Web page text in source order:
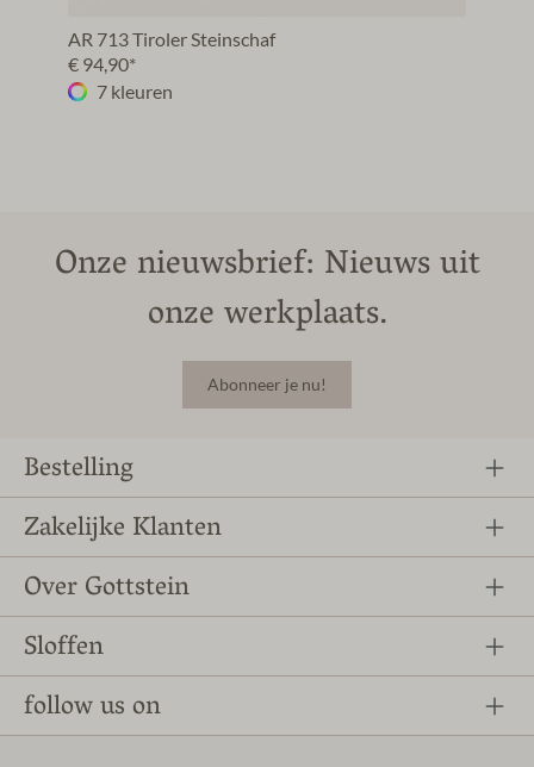
AR 713 Tiroler Steinschaf
€ 94,90*
7 kleuren
Onze nieuwsbrief: Nieuws uit
onze werkplaats.
Abonneer je nu!
Bestelling
Zakelijke Klanten
Over Gottstein
Sloffen
follow us on